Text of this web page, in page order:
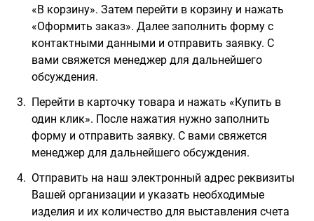
«В корзину». Затем перейти в корзину и нажать
«Оформить заказ». Далее заполнить форму с
контактными данными и отправить заявку. С
вами свяжется менеджер для дальнейшего
обсуждения.
Перейти в карточку товара и нажать «Купить в
один клик». После нажатия нужно заполнить
форму и отправить заявку. С вами свяжется
менеджер для дальнейшего обсуждения.
Отправить на наш электронный адрес реквизиты
Вашей организации и указать необходимые
изделия и их количество для выставления счета